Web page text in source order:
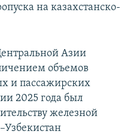
на казахстанско-
Азии
объемов
и пассажирских
2025 года был
железной